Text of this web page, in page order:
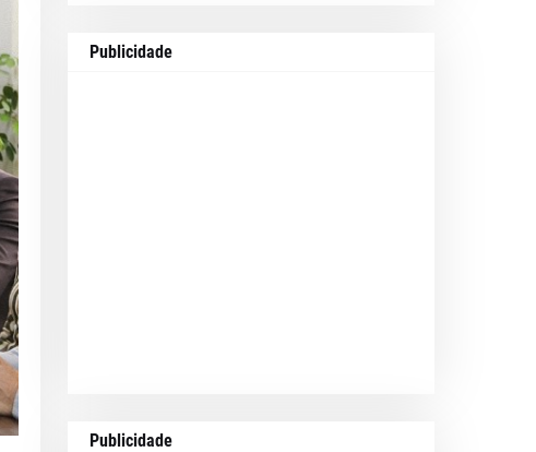
Publicidade
Publicidade